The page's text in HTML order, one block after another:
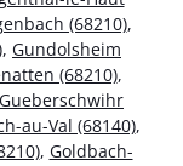
(68210),
, Gundolsheim
(68210),
Gueberschwihr
au-Val (68140),
, Goldbach-